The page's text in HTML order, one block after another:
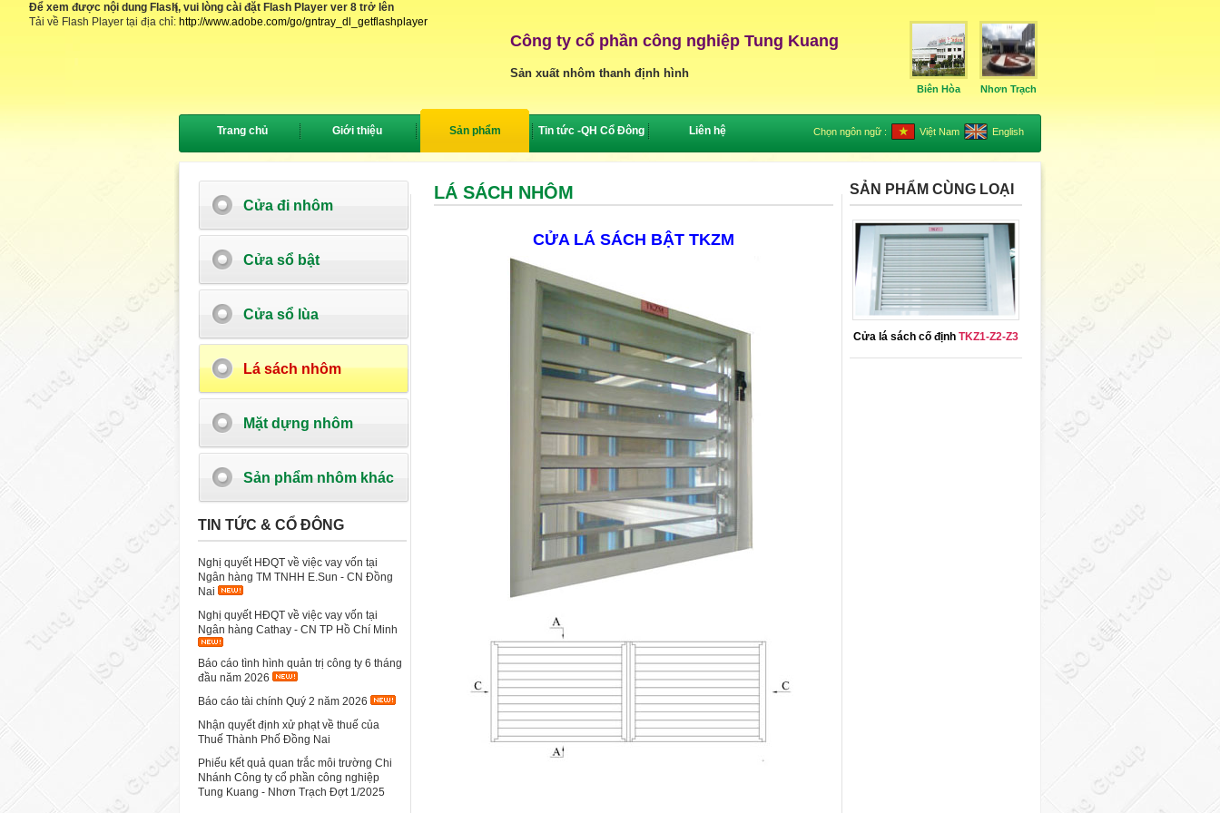
Để xem được nội dung Flash, vui lòng cài đặt Flash Player ver 8 trở lên
Tải về Flash Player tại địa chỉ: http://www.adobe.com/go/gntray_dl_getflashplayer
{
Công ty cổ phần công nghiệp Tung Kuang
Sản xuất nhôm thanh định hình
Biên Hòa Nhơn Trạch
Trang chủ Giới thiệu Sản phẩm Tin tức -QH Cổ Đông Liên hệ Chọn ngôn ngữ : Việt Nam English
Cửa đi nhôm
Cửa sổ bật
Cửa sổ lùa
Lá sách nhôm
Mặt dựng nhôm
Sản phẩm nhôm khác
TIN TỨC & CỔ ĐÔNG
Nghị quyết HĐQT về việc vay vốn tại
Ngân hàng TM TNHH E.Sun - CN Đồng
Nai
Nghị quyết HĐQT về việc vay vốn tại
Ngân hàng Cathay - CN TP Hồ Chí Minh
Báo cáo tình hình quản trị công ty 6 tháng
đầu năm 2026
Báo cáo tài chính Quý 2 năm 2026
Nhận quyết định xử phạt về thuế của
Thuế Thành Phố Đồng Nai
Phiếu kết quả quan trắc môi trường Chi
Nhánh Công ty cổ phần công nghiệp
Tung Kuang - Nhơn Trạch Đợt 1/2025
LÁ SÁCH NHÔM
CỬA LÁ SÁCH BẬT TKZM
SẢN PHẨM CÙNG LOẠI
Cửa lá sách cố định TKZ1-Z2-Z3